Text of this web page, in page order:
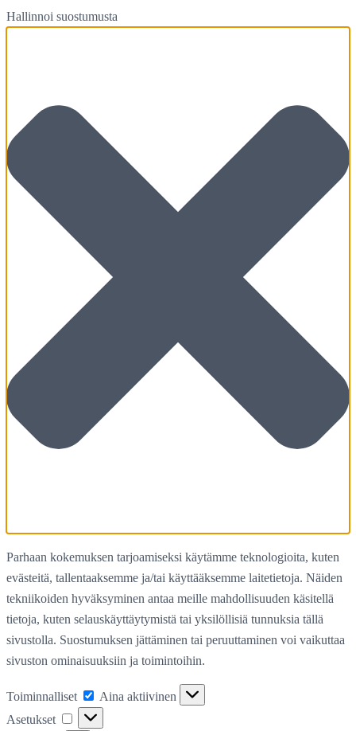
Hallinnoi suostumusta
Parhaan kokemuksen tarjoamiseksi käytämme teknologioita, kuten
evästeitä, tallentaaksemme ja/tai käyttääksemme laitetietoja. Näiden
tekniikoiden hyväksyminen antaa meille mahdollisuuden käsitellä
tietoja, kuten selauskäyttäytymistä tai yksilöllisiä tunnuksia tällä
sivustolla. Suostumuksen jättäminen tai peruuttaminen voi vaikuttaa
sivuston ominaisuuksiin ja toimintoihin.
Toiminnalliset Toiminnalliset
Aina aktiivinen
Asetukset
Asetukset